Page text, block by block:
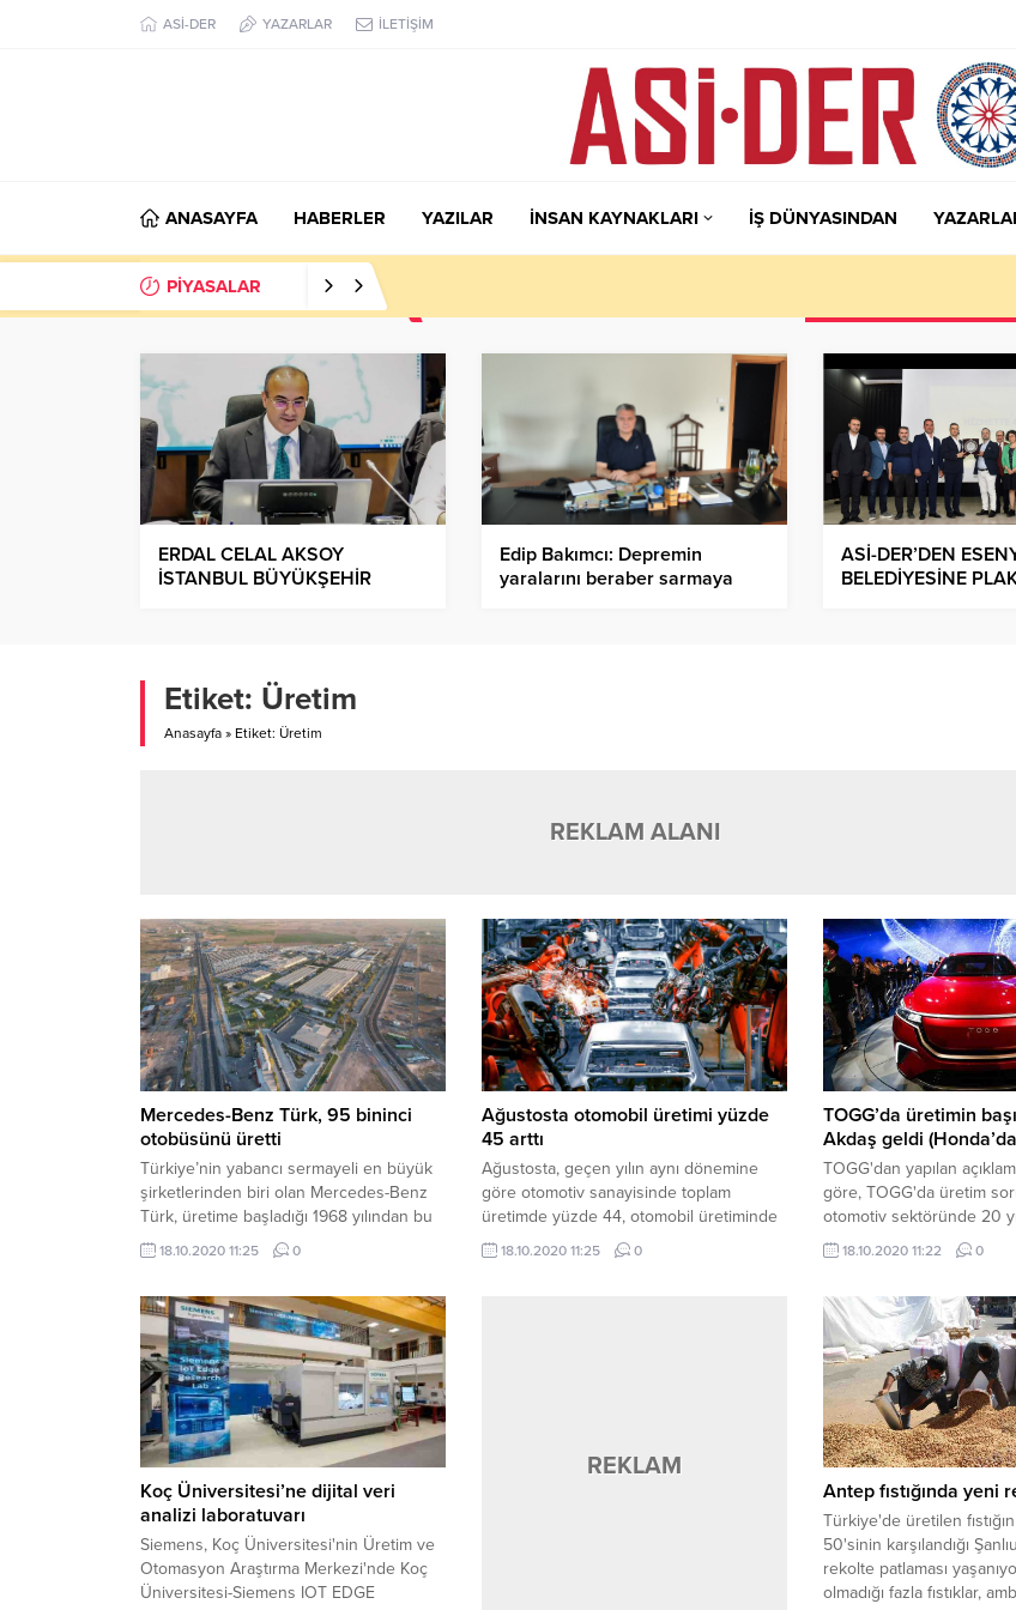
ASİ-DER YAZARLAR İLETİŞİM
ANASAYFA HABERLER YAZILAR İNSAN KAYNAKLARI İŞ DÜNYASINDAN
PİYASALAR
ERDAL CELAL AKSOY
İSTANBUL BÜYÜKŞEHİR
Edip Bakımcı: Depremin
yaralarını beraber sarmaya
ASİ-DER’DEN
BELEDİYESİNE
Etiket: Üretim
Anasayfa » Etiket: Üretim
REKLAM ALANI
Mercedes-Benz Türk, 95 bininci
otobüsünü üretti
Türkiye’nin yabancı sermayeli en büyük
şirketlerinden biri olan Mercedes-Benz
Türk, üretime başladığı 1968 yılından bu
yana toplam 95 bin adet otobüs ürettiğini
açıkladı. Verilen bilgiye göre, 95 bininci
modern ve entegre otobüs
fabrikalarından biri olarak kabul edilen
Mercedes-Benz Türk Hoşdere Otobüs
Fabrikası’ndaki üretim...
18.10.2020 11:25 0
Ağustosta otomobil üretimi yüzde
45 arttı
Ağustosta, geçen yılın aynı dönemine
göre otomotiv sanayisinde toplam
üretimde yüzde 44, otomobil üretiminde
ise yüzde 45'lik artış yaşandı.
18.10.2020 11:25 0
TOGG’da üretimin
Akdaş geldi
TOGG'dan yapılan
göre, TOGG'da üretim
otomotiv sektöründe 20
tecrübeye sahip olan
verildi.
18.10.2020 11:22 0
Koç Üniversitesi’ne dijital veri
analizi laboratuvarı
Siemens, Koç Üniversitesi'nin Üretim ve
Otomasyon Araştırma Merkezi'nde Koç
Üniversitesi-Siemens IOT EDGE
REKLAM
Antep fıstığında yeni
Türkiye'de üretilen
50'sinin karşılandığı
rekolte patlaması
olmadığı fazla fıstıklar,